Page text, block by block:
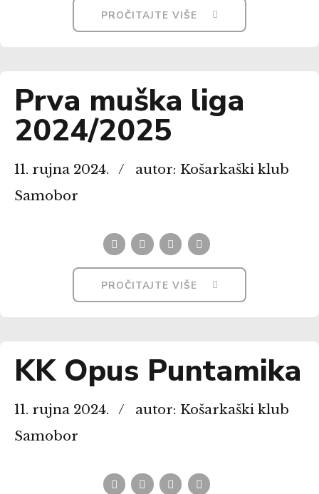
PROČITAJTE VIŠE
Prva muška liga
2024/2025
11. rujna 2024.
autor: Košarkaški klub
Samobor
PROČITAJTE VIŠE
KK Opus Puntamika
11. rujna 2024.
autor: Košarkaški klub
Samobor